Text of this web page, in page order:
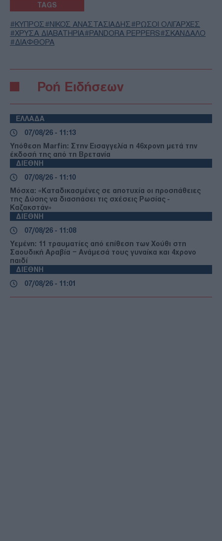
TAGS
ΚΥΠΡΟΣ ΝΙΚΟΣ ΑΝΑΣΤΑΣΙΑΔΗΣ
ΡΩΣΟΙ ΟΛΙΓΑΡΧΕΣ
ΧΡΥΣΑ ΔΙΑΒΑΤΗΡΙΑ
PANDORA PEPPERS
ΣΚΑΝΔΑΛΟ
ΔΙΑΦΘΟΡΑ
Ροή Ειδήσεων
ΕΛΛΑΔΑ
07/08/26 - 11:13
Υπόθεση Marfin: Στην Εισαγγελία η 46χρονη μετά την
έκδοσή της από τη Βρετανία
ΔΙΕΘΝΗ
07/08/26 - 11:10
Μόσχα: «Καταδικασμένες σε αποτυχία οι προσπάθειες
της Δύσης να διασπάσει τις σχέσεις Ρωσίας -
Καζακστάν»
ΔΙΕΘΝΗ
07/08/26 - 11:08
Υεμένη: 11 τραυματίες από επίθεση των Χούθι στη
Σαουδική Αραβία – Ανάμεσά τους γυναίκα και 4χρονο
παιδί
ΔΙΕΘΝΗ
07/08/26 - 11:01
«Ο αόρατος ηγέτης»: Σενάρια για την υγεία του